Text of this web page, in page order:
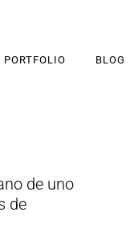
PORTFOLIO BLOG
de uno
de